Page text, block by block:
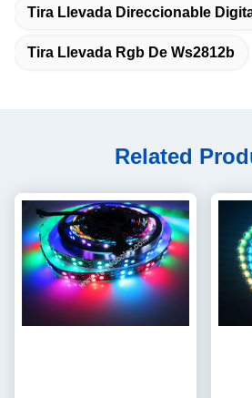
Tira Llevada Direccionable
Tira Llevada Rgb De Ws2812b
Related